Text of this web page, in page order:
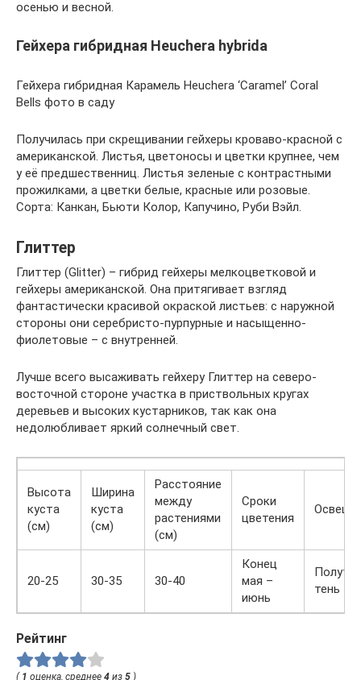
осенью и весной.
Гейхера гибридная Heuchera hybrida
Гейхера гибридная Карамель Heuchera ‘Caramel’ Coral
Bells фото в саду
Получилась при скрещивании гейхеры кроваво-красной с
американской. Листья, цветоносы и цветки крупнее, чем
у её предшественниц. Листья зеленые с контрастными
прожилками, а цветки белые, красные или розовые.
Сорта: Канкан, Бьюти Колор, Капучино, Руби Вэйл.
Глиттер
Глиттер (Glitter) – гибрид гейхеры мелкоцветковой и
гейхеры американской. Она притягивает взгляд
фантастически красивой окраской листьев: с наружной
стороны они серебристо-пурпурные и насыщенно-
фиолетовые – с внутренней.
Лучше всего высаживать гейхеру Глиттер на северо-
восточной стороне участка в приствольных кругах
деревьев и высоких кустарников, так как она
недолюбливает яркий солнечный свет.
Высота
куста
(см)
Ширина
куста
(см)
Расстояние
между
растениями
(см)
Сроки
цветения
20-25 30-35 30-40
Конец
мая –
июнь
тень
Рейтинг
( 1 оценка, среднее 4 из 5 )